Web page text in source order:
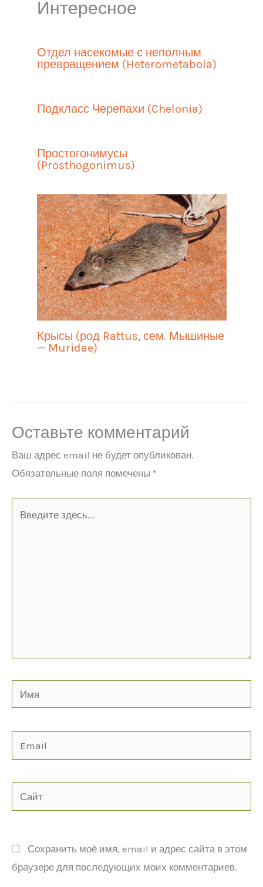
Интересное
Отдел насекомые с неполным
превращением (Heterometabola)
Подкласс Черепахи (Chelonia)
Простогонимусы
(Prosthogonimus)
Крысы (род Rattus, сем. Мышиные
— Muridae)
Оставьте комментарий
Ваш адрес email не будет опубликован.
Обязательные поля помечены *
здесь...
Имя
Сайт
Сохранить моё имя, email и адрес сайта в этом
браузере для последующих моих комментариев.